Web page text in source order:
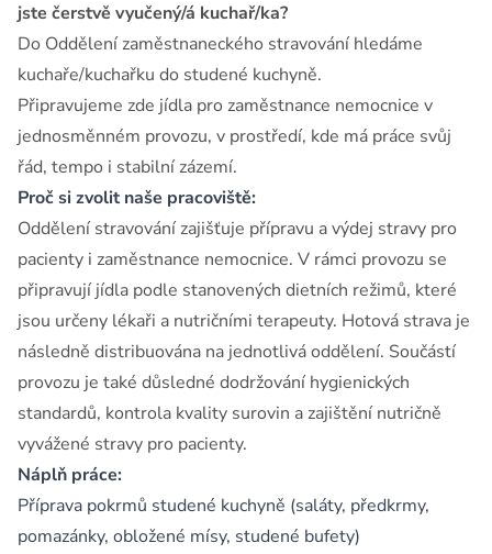
jste čerstvě vyučený/á kuchař/ka?
Do Oddělení zaměstnaneckého stravování hledáme
kuchaře/kuchařku do studené kuchyně.
Připravujeme zde jídla pro zaměstnance nemocnice v
jednosměnném provozu, v prostředí, kde má práce svůj
řád, tempo i stabilní zázemí.
Proč si zvolit naše pracoviště:
Oddělení stravování zajišťuje přípravu a výdej stravy pro
pacienty i zaměstnance nemocnice. V rámci provozu se
připravují jídla podle stanovených dietních režimů, které
jsou určeny lékaři a nutričními terapeuty. Hotová strava je
následně distribuována na jednotlivá oddělení. Součástí
provozu je také důsledné dodržování hygienických
standardů, kontrola kvality surovin a zajištění nutričně
vyvážené stravy pro pacienty.
Náplň práce:
Příprava pokrmů studené kuchyně (saláty, předkrmy,
pomazánky, obložené mísy, studené bufety)